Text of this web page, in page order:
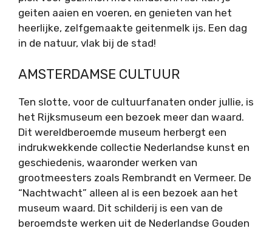
geiten aaien en voeren, en genieten van het
heerlijke, zelfgemaakte geitenmelk ijs. Een dag
in de natuur, vlak bij de stad!
AMSTERDAMSE CULTUUR
Ten slotte, voor de cultuurfanaten onder jullie, is
het Rijksmuseum een bezoek meer dan waard.
Dit wereldberoemde museum herbergt een
indrukwekkende collectie Nederlandse kunst en
geschiedenis, waaronder werken van
grootmeesters zoals Rembrandt en Vermeer. De
“Nachtwacht” alleen al is een bezoek aan het
museum waard. Dit schilderij is een van de
beroemdste werken uit de Nederlandse Gouden